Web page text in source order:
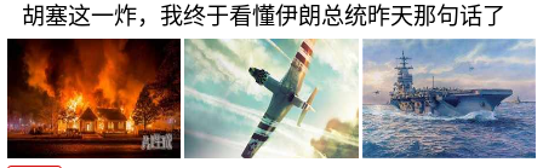
胡塞这一炸，我终于看懂伊朗总统昨天那句话了